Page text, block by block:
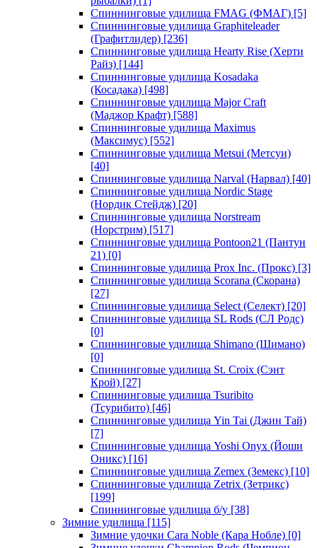
Спиннинговые удилища FMAG (ФМАГ) [5]
Спиннинговые удилища Graphiteleader
(Графитлидер) [236]
Спиннинговые удилища Hearty Rise (Херти
Райз) [144]
Спиннинговые удилища Kosadaka
(Косадака) [498]
Спиннинговые удилища Major Craft
(Маджор Крафт) [588]
Спиннинговые удилища Maximus
(Максимус) [552]
Спиннинговые удилища Metsui (Метсуи)
[40]
Спиннинговые удилища Narval (Нарвал) [40]
Спиннинговые удилища Nordic Stage
(Нордик Стейдж) [20]
Спиннинговые удилища Norstream
(Норстрим) [517]
Спиннинговые удилища Pontoon21 (Пантун
21) [0]
Спиннинговые удилища Prox Inc. (Прокс) [3]
Спиннинговые удилища Scorana (Скорана)
[27]
Спиннинговые удилища Select (Селект) [20]
Спиннинговые удилища SL Rods (СЛ Родс)
[0]
Спиннинговые удилища Shimano (Шимано)
[0]
Спиннинговые удилища St. Croix (Сэнт
Крой) [27]
Спиннинговые удилища Tsuribito
(Тсурибито) [46]
Спиннинговые удилища Yin Tai (Джин Тай)
[7]
Спиннинговые удилища Yoshi Onyx (Йоши
Оникс) [16]
Спиннинговые удилища Zemex (Земекс) [10]
Спиннинговые удилища Zetrix (Зетрикс)
[199]
Спиннинговые удилища б/у [38]
Зимние удилища [115]
Зимние удочки Cara Noble (Кара Нобле) [0]